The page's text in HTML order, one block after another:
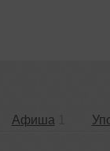
Афиша